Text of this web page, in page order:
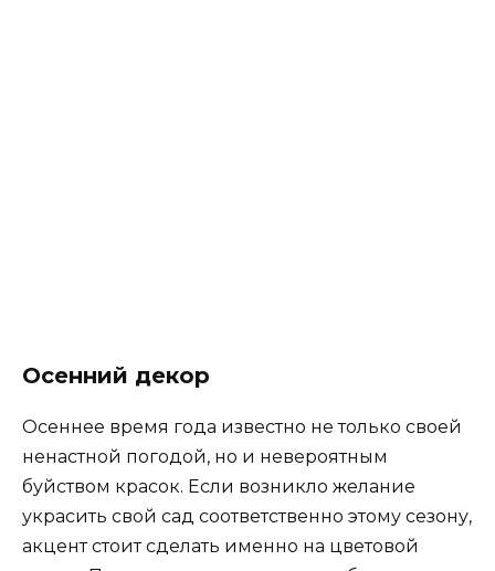
Осенний декор
Осеннее время года известно не только своей
ненастной погодой, но и невероятным
буйством красок. Если возникло желание
украсить свой сад соответственно этому сезону,
акцент стоит сделать именно на цветовой